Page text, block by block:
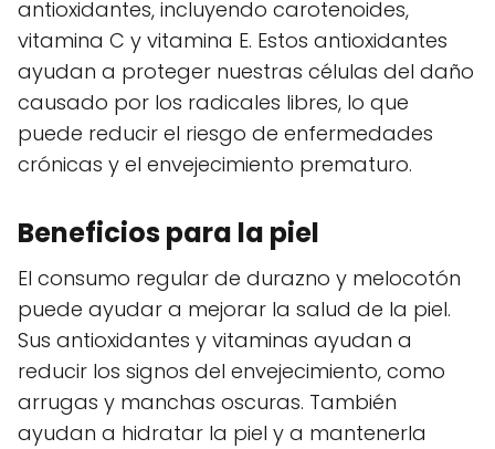
antioxidantes, incluyendo carotenoides,
vitamina C y vitamina E. Estos antioxidantes
ayudan a proteger nuestras células del daño
causado por los radicales libres, lo que
puede reducir el riesgo de enfermedades
crónicas y el envejecimiento prematuro.
Beneficios para la piel
El consumo regular de durazno y melocotón
puede ayudar a mejorar la salud de la piel.
Sus antioxidantes y vitaminas ayudan a
reducir los signos del envejecimiento, como
arrugas y manchas oscuras. También
ayudan a hidratar la piel y a mantenerla